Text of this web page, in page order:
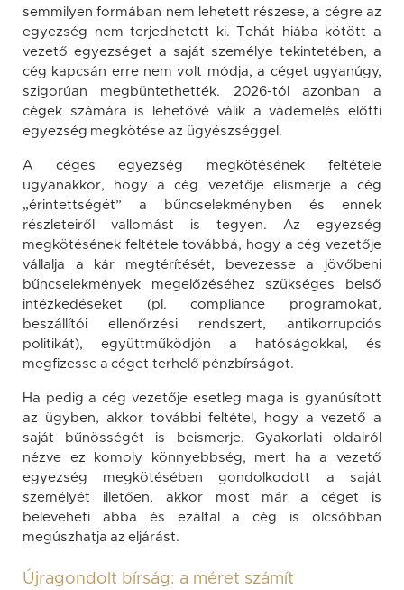
semmilyen formában nem lehetett részese, a cégre az
egyezség nem terjedhetett ki. Tehát hiába kötött a
vezető egyezséget a saját személye tekintetében, a
cég kapcsán erre nem volt módja, a céget ugyanúgy,
szigorúan megbüntethették. 2026-tól azonban a
cégek számára is lehetővé válik a vádemelés előtti
egyezség megkötése az ügyészséggel.
A céges egyezség megkötésének feltétele
ugyanakkor, hogy a cég vezetője elismerje a cég
„érintettségét” a bűncselekményben és ennek
részleteiről vallomást is tegyen. Az egyezség
megkötésének feltétele továbbá, hogy a cég vezetője
vállalja a kár megtérítését, bevezesse a jövőbeni
bűncselekmények megelőzéséhez szükséges belső
intézkedéseket (pl. compliance programokat,
beszállítói ellenőrzési rendszert, antikorrupciós
politikát), együttműködjön a hatóságokkal, és
megfizesse a céget terhelő pénzbírságot.
Ha pedig a cég vezetője esetleg maga is gyanúsított
az ügyben, akkor további feltétel, hogy a vezető a
saját bűnösségét is beismerje. Gyakorlati oldalról
nézve ez komoly könnyebbség, mert ha a vezető
egyezség megkötésében gondolkodott a saját
személyét illetően, akkor most már a céget is
beleveheti abba és ezáltal a cég is olcsóbban
megúszhatja az eljárást.
Újragondolt bírság: a méret számít